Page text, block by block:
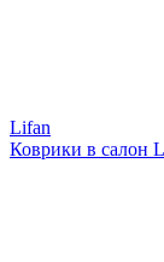
Lifan
Коврики в салон